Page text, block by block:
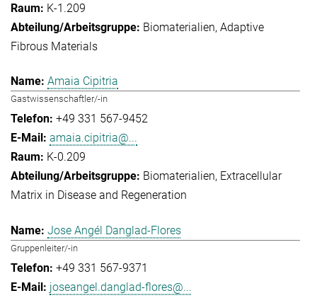
K-1.209
Biomaterialien Adaptive
Fibrous Materials
Amaia Cipitria
Gastwissenschaftler/-in
+49 331 567-9452
amaia.cipitria@...
K-0.209
Biomaterialien Extracellular
Matrix in Disease and Regeneration
Jose Angél Danglad-Flores
Gruppenleiter/-in
+49 331 567-9371
joseangel.danglad-flores@...